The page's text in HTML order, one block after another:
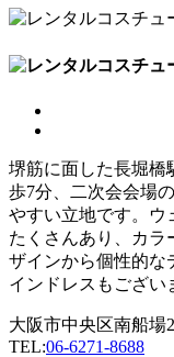
堺筋に面した長堀橋
歩7分、二次会会場
やすい立地です。ウ
たくさんあり、カラ
ザインから個性的な
インドレスもござい
大阪市中央区南船場
TEL:06-6271-8688